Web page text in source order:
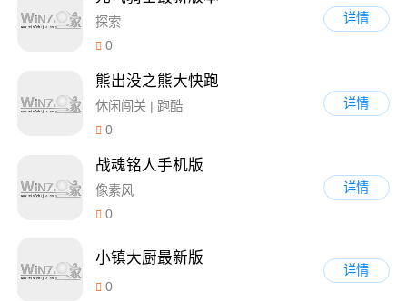
探索
0
详情
熊出没之熊大快跑
休闲闯关 | 跑酷
0
详情
战魂铭人手机版
像素风
0
详情
小镇大厨最新版
0
详情